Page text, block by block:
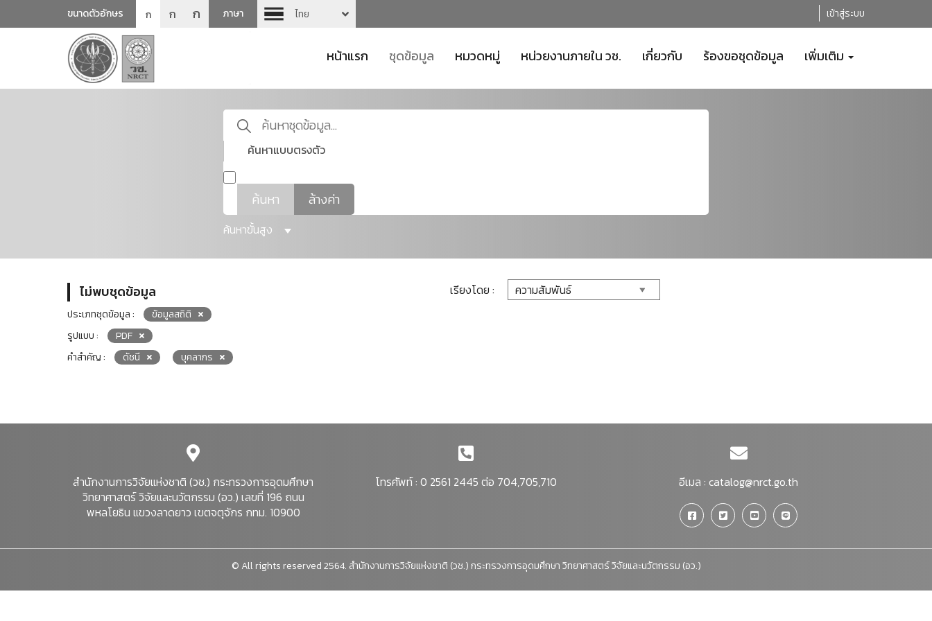
ขนาดตัวอักษร ก ก ก ภาษา ไทย เข้าสู่ระบบ
หน้าแรก ชุดข้อมูล หมวดหมู่ หน่วยงานภายใน วช. เกี่ยวกับ ร้องขอชุดข้อมูล เพิ่มเติม
ค้นหาแบบตรงตัว
ค้นหา ล้างค่า
ค้นหาขั้นสูง
ไม่พบชุดข้อมูล
ประเภทชุดข้อมูล :
ข้อมูลสถิติ
รูปแบบ :
PDF
คำสำคัญ :
ดัชนี บุคลากร
เรียงโดย :
สำนักงานการวิจัยแห่งชาติ (วช.) กระทรวงการอุดมศึกษา
วิทยาศาสตร์ วิจัยและนวัตกรรม (อว.) เลขที่ 196 ถนน
พหลโยธิน แขวงลาดยาว เขตจตุจักร กทม. 10900
โทรศัพท์ : 0 2561 2445 ต่อ 704,705,710 อีเมล :catalog@nrct.go.th
© All rights reserved 2564. สำนักงานการวิจัยแห่งชาติ (วช.) กระทรวงการอุดมศึกษา วิทยาศาสตร์ วิจัยและนวัตกรรม (อว.)